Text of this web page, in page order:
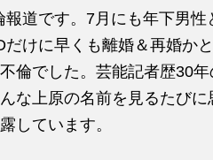
道です。7月にも年下男性
けに早くも離婚＆再婚か
倫でした。芸能記者歴30
な上原の名前を見るたびに
しています。